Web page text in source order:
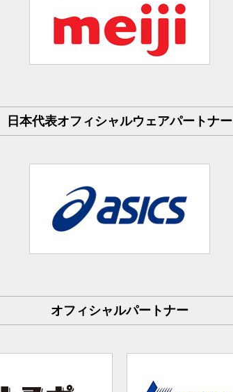
日本代表オフィシャルウェアパートナー
オフィシャルパートナー